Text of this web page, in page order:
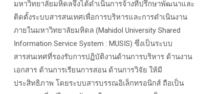
มหาวิทยาลัยมหิดลจึงได้ดำเนินการจ้างที่ปรึกษาพัฒนาและ
ติดตั้งระบบสารสนเทศเพื่อการบริหารและการดำเนินงาน
ภายในมหาวิทยาลัยมหิดล (Mahidol University Shared
Information Service System : MUSIS) ซึ่งเป็นระบบ
สารสนเทศที่รองรับการปฏิบัติงานด้านการบริหาร ด้านงาน
เอกสาร ด้านการเรียนการสอน ด้านการวิจัย ให้มี
ประสิทธิภาพ โดยระบบสารบรรณอิเล็กทรอนิกส์ ถือเป็น